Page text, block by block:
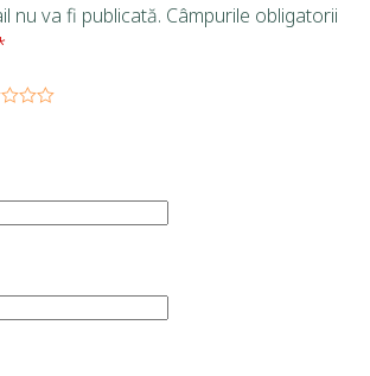
nu va fi publicată. Câmpurile obligatorii